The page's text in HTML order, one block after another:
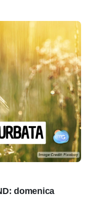
domenica